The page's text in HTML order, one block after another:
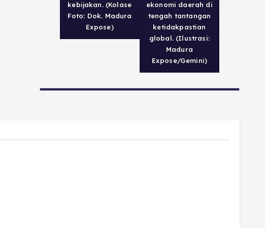
kebijakan. (Kolase
Foto: Dok. Madura
Expose)
ekonomi daerah di
tengah tantangan
ketidakpastian
global. (Ilustrasi:
Madura
Expose/Gemini)